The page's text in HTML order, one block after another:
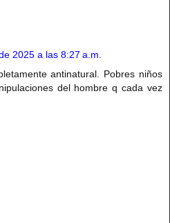
2025 a las 8:27 a.m.
antinatural. Pobres niños
del hombre q cada vez